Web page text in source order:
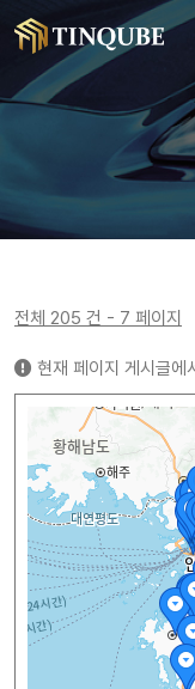
전체 205 건 - 7 페이지
현재 페이지 게시글에